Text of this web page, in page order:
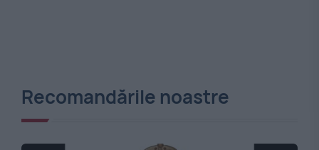
Recomandările noastre